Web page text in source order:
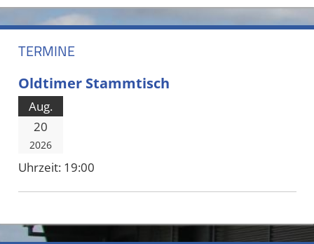
TERMINE
Oldtimer Stammtisch
Aug.
20
2026
Uhrzeit: 19:00